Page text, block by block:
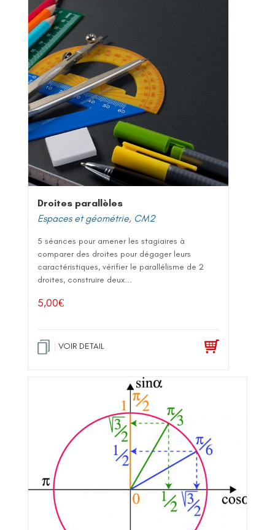
Droites parallèles
Espaces et géométrie, CM2
5 séances pour amener les stagiaires à
comparer des droites pour dégager leurs
caractéristiques, vérifier le parallélisme de 2
droites, construire deux...
5,00€
VOIR DETAIL